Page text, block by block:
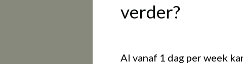
verder?
Al vanaf 1 dag per week